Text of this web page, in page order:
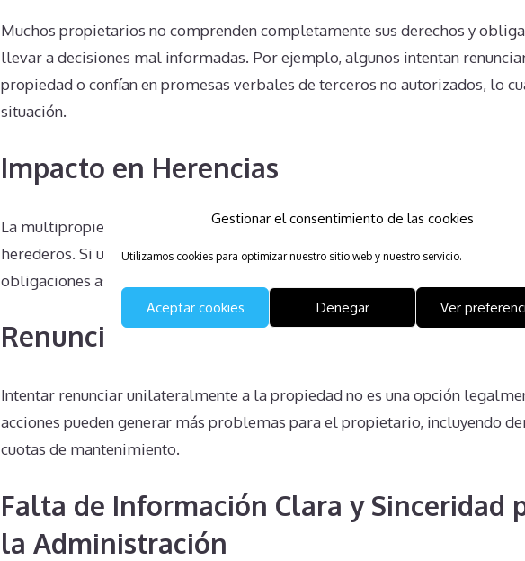
Gestionar el consentimiento de las cookies
Utilizamos cookies para optimizar nuestro sitio web y nuestro servicio.
Aceptar cookies Denegar Ver
Muchos propietarios no comprenden completamente sus derechos y
llevar a decisiones mal informadas. Por ejemplo, algunos intentan
propiedad o confían en promesas verbales de terceros no autorizados, lo
situación.
Impacto en Herencias
La multipropiedad en estos complejos también tiene consecuencias
herederos. Si un propietario fallece, sus herederos pueden verse obligados
obligaciones asociadas, perpetuando el ciclo de problemas y
Renuncias Unilaterales No Son Viables
Intentar renunciar unilateralmente a la propiedad no es una opción
acciones pueden generar más problemas para el propietario, incluyendo
cuotas de mantenimiento.
Falta de Información Clara y Sinceridad
la Administración